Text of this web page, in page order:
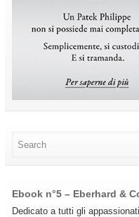
Ebook n°5 – Eberhard &
Dedicato a tutti gli